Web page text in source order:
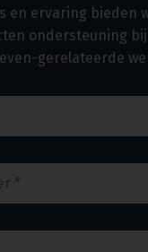
en ervaring bieden
ondersteuning
gerelateerde